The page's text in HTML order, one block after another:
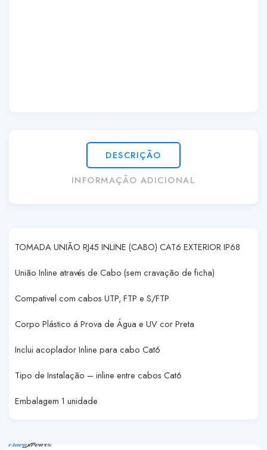
DESCRIÇÃO
INFORMAÇÃO ADICIONAL
TOMADA UNIÃO RJ45 INLINE (CABO) CAT6 EXTERIOR IP68
União Inline através de Cabo (sem cravação de ficha)
Compativel com cabos UTP, FTP e S/FTP
Corpo Plástico á Prova de Água e UV cor Preta
Inclui acoplador Inline para cabo Cat6
Tipo de Instalação – inline entre cabos Cat6
Embalagem 1 unidade